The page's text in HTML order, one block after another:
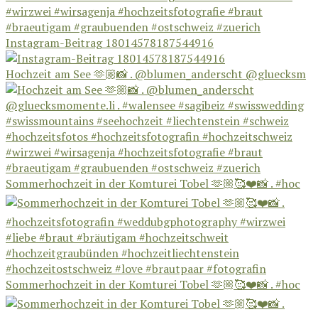
Instagram-Beitrag 18014578187544916
Hochzeit am See 🫶🏼📸 . @blumen_anderscht @gluecksm
Sommerhochzeit in der Komturei Tobel 🫶🏼🥰❤️📸 . #hoc
Sommerhochzeit in der Komturei Tobel 🫶🏼🥰❤️📸 . #hoc